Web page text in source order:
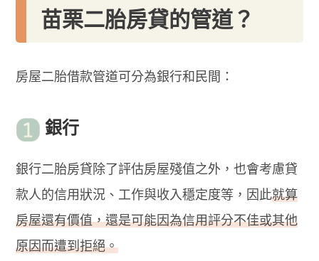
苗栗二胎房貸的管道？
房屋二胎借款管道可分為銀行和民間：
銀行
銀行二胎房貸除了評估房屋殘值之外，也會考慮貸
款人的信用狀況、工作與收入穩定度等，因此就算
房屋還有價值，還是可能因為信用評分不佳或其他
原因而遭到拒絕。